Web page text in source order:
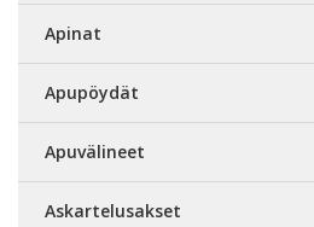
Apinat
Apupöydät
Apuvälineet
Askartelusakset